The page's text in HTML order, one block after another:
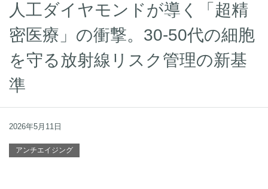
人工ダイヤモンドが導く「超精
密医療」の衝撃。30-50代の細胞
を守る放射線リスク管理の新基
準
2026年5月11日
アンチエイジング